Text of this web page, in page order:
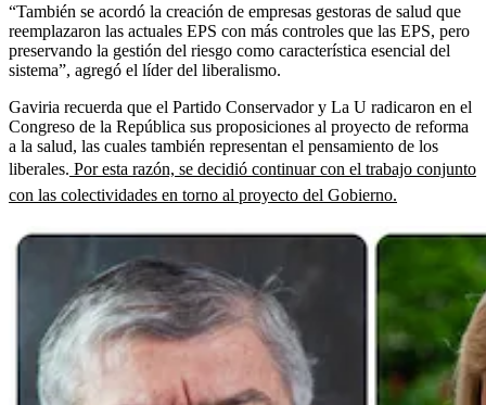
“También se acordó la creación de empresas gestoras de salud que
reemplazaron las actuales EPS con más controles que las EPS, pero
preservando la gestión del riesgo como característica esencial del
sistema”, agregó el líder del liberalismo.
Gaviria recuerda que el Partido Conservador y La U radicaron en el
Congreso de la República sus proposiciones al proyecto de reforma
a la salud, las cuales también representan el pensamiento de los
liberales. Por esta razón, se decidió continuar con el trabajo conjunto
con las colectividades en torno al proyecto del Gobierno.